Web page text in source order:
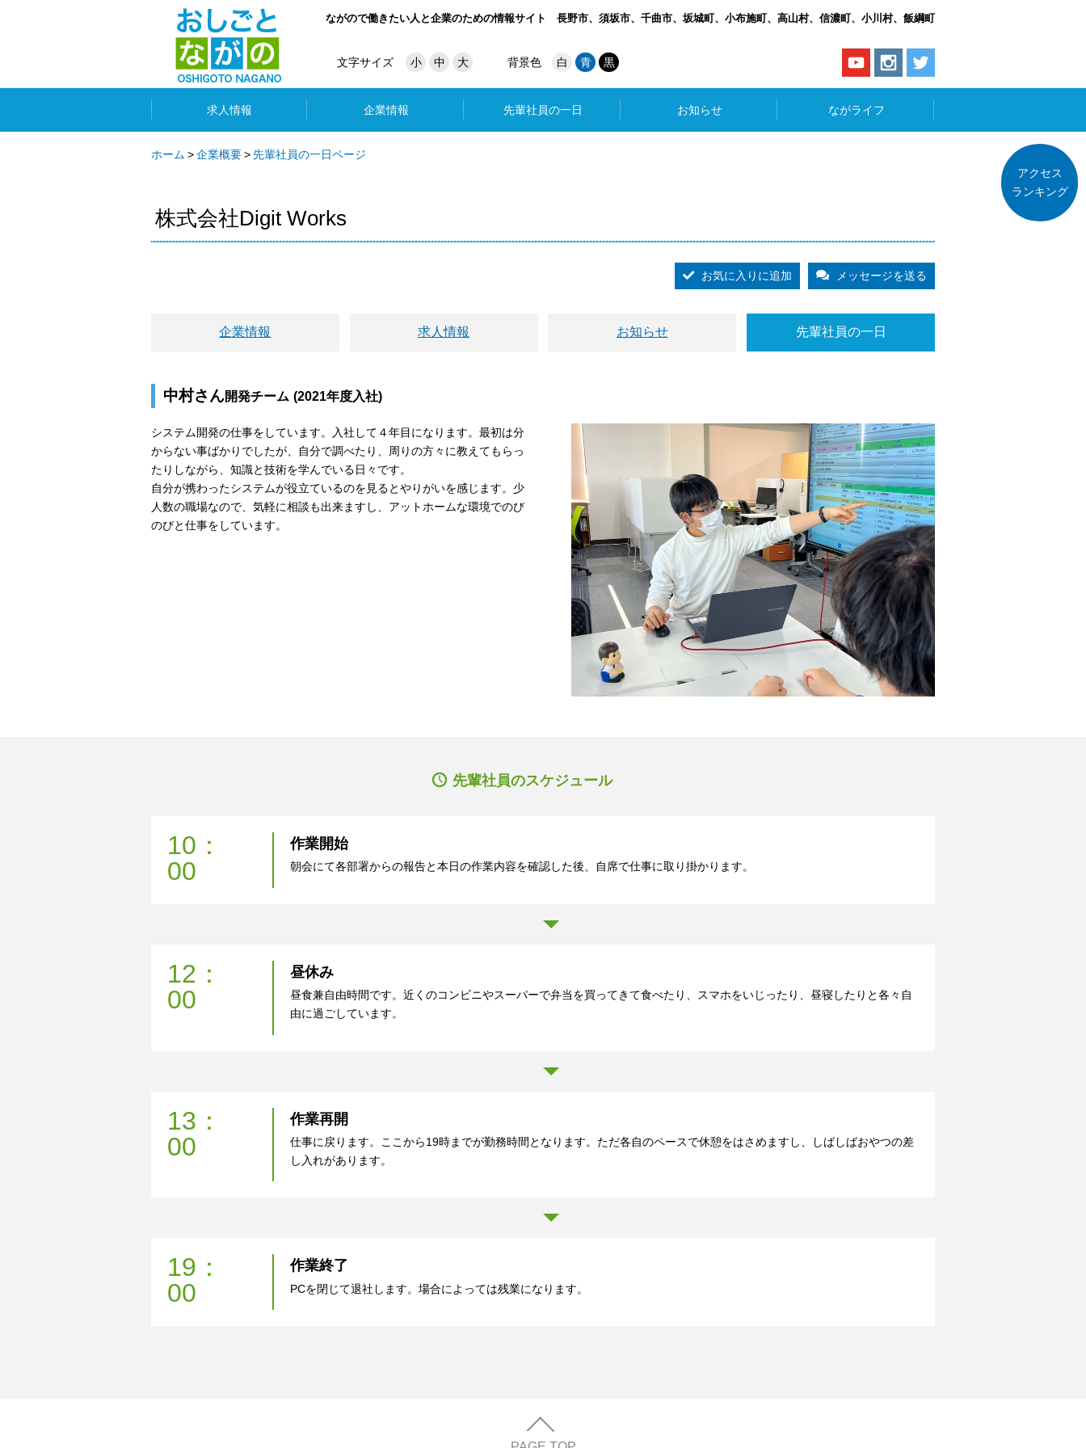
ながので働きたい人と企業のための情報サイト 長野市、須坂市、千曲市、坂城町、小布施町、高山村、信濃町、小川村、飯綱町
文字サイズ 小 中 大 背景色 白 青 黒
求人情報 企業情報 先輩社員の一日 お知らせ ながライフ
ホーム 企業概要 先輩社員の一日ページ
株式会社Digit Works
お気に入りに追加 メッセージを送る
企業情報 求人情報 お知らせ 先輩社員の一日
中村さん開発チーム (2021年度入社)
システム開発の仕事をしています。入社して４年目になります。最初は分
からない事ばかりでしたが、自分で調べたり、周りの方々に教えてもらっ
たりしながら、知識と技術を学んでいる日々です。
自分が携わったシステムが役立ているのを見るとやりがいを感じます。少
人数の職場なので、気軽に相談も出来ますし、アットホームな環境でのび
のびと仕事をしています。
先輩社員のスケジュール
10：
00
作業開始
朝会にて各部署からの報告と本日の作業内容を確認した後、自席で仕事に取り掛かります。
12：
00
昼休み
昼食兼自由時間です。近くのコンビニやスーパーで弁当を買ってきて食べたり、スマホをいじったり、昼寝したりと各々自
由に過ごしています。
13：
00
作業再開
仕事に戻ります。ここから19時までが勤務時間となります。ただ各自のペースで休憩をはさめますし、しばしばおやつの差
し入れがあります。
19：
00
作業終了
PCを閉じて退社します。場合によっては残業になります。
アクセス
ランキング